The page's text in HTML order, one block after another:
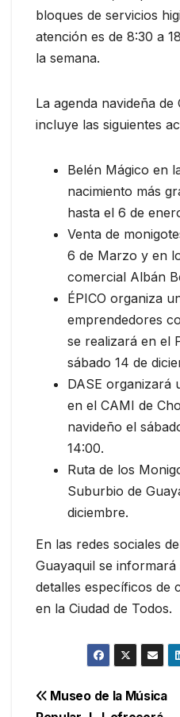
bloques de servicios
atención es de 8:30 a
la semana.
La agenda navideña de
incluye las siguientes
Belén Mágico en
nacimiento más
hasta el 6 de
Venta de
6 de Marzo y en
comercial Albán
ÉPICO organiza
emprendedores
se realizará en el
sábado 14 de
DASE organizará
en el CAMI de
navideño el
14:00.
Ruta de los
Suburbio de
diciembre.
En las redes sociales
Guayaquil se
detalles específicos de
en la Ciudad de Todos.
Navegación
Museo de la Música